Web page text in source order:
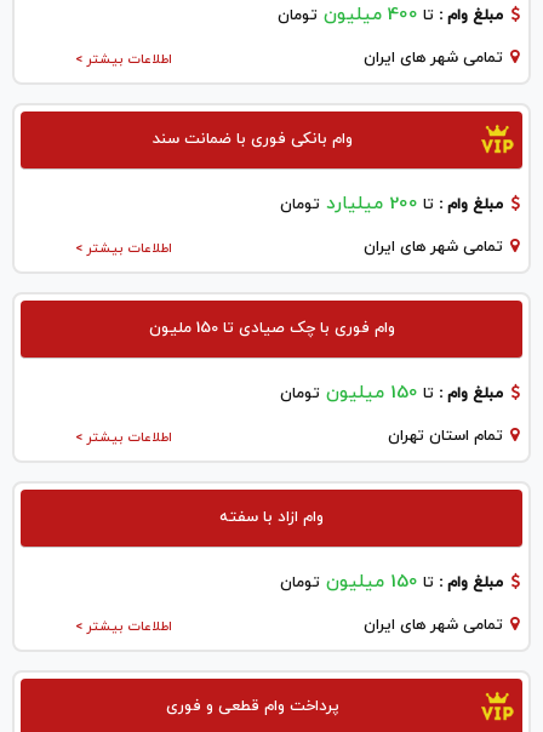
مبلغ وام : تا 400 میلیون تومان
اطلاعات بیشتر > تمامی شهر های ایران
وام بانکی فوری با ضمانت سند
مبلغ وام : تا 200 میلیارد تومان
اطلاعات بیشتر > تمامی شهر های ایران
وام فوری با چک صیادی تا 150 ملیون
مبلغ وام : تا 150 میلیون تومان
اطلاعات بیشتر > تمام استان تهران
وام ازاد با سفته
مبلغ وام : تا 150 میلیون تومان
اطلاعات بیشتر > تمامی شهر های ایران
پرداخت وام قطعی و فوری